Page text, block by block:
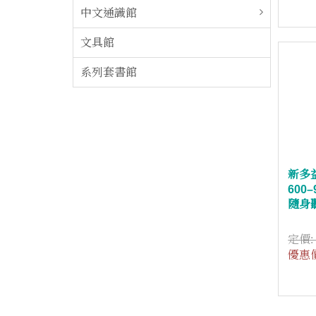
中文通識館
文具館
系列套書館
新多
隨身
定價:
優惠